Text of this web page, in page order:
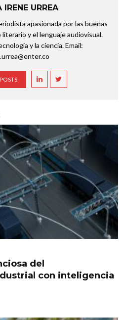
IRENE URREA
apasionada por las buenas
y el lenguaje audiovisual.
y la ciencia. Email:
del
con inteligencia